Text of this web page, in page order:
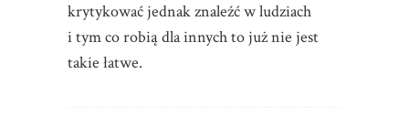
krytykować jednak znaleźć w ludziach
i tym co robią dla innych to już nie jest
takie łatwe.